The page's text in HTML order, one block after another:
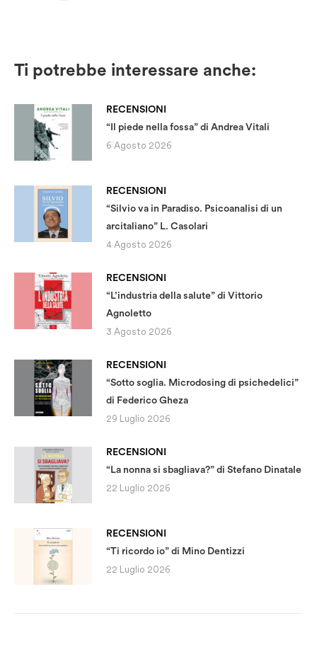
Ti potrebbe interessare anche:
RECENSIONI
“Il piede nella fossa” di Andrea Vitali
6 Agosto 2026
RECENSIONI
“Silvio va in Paradiso. Psicoanalisi di un
arcitaliano” L. Casolari
4 Agosto 2026
RECENSIONI
“L’industria della salute” di Vittorio
Agnoletto
3 Agosto 2026
RECENSIONI
“Sotto soglia. Microdosing di psichedelici”
di Federico Gheza
29 Luglio 2026
RECENSIONI
“La nonna si sbagliava?” di Stefano Dinatale
22 Luglio 2026
RECENSIONI
“Ti ricordo io” di Mino Dentizzi
22 Luglio 2026